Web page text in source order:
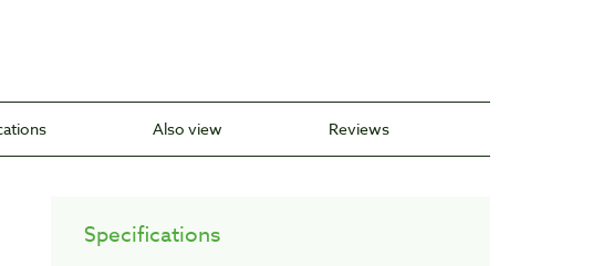
Also view Reviews
Specifications